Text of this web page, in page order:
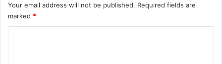
Your email address will not be published. Required fields are
marked *